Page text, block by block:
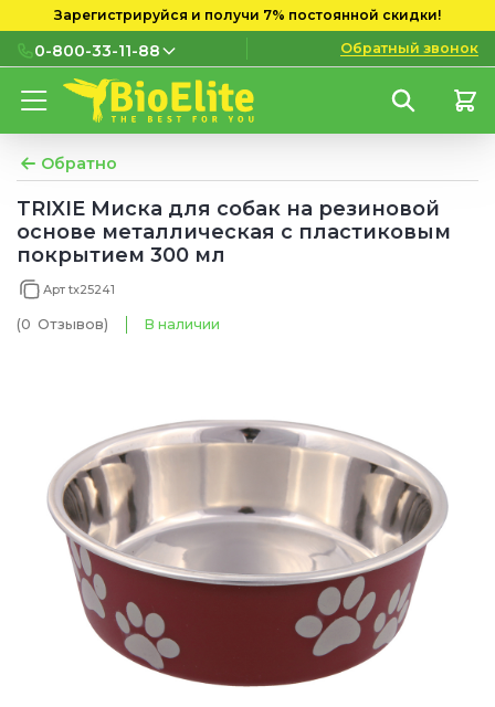
Зарегистрируйся и получи 7% постоянной скидки!
0-800-33-11-88
0-800-33-11-88
мобильных номеров
(097) 133 11 88
(095) 133 11 88
(073) 133 11 88
Обратный звонок
Обратно
TRIXIE Миска для собак на резиновой
основе металлическая с пластиковым
покрытием 300 мл
Арт tx25241
(0 Отзывов) В наличии